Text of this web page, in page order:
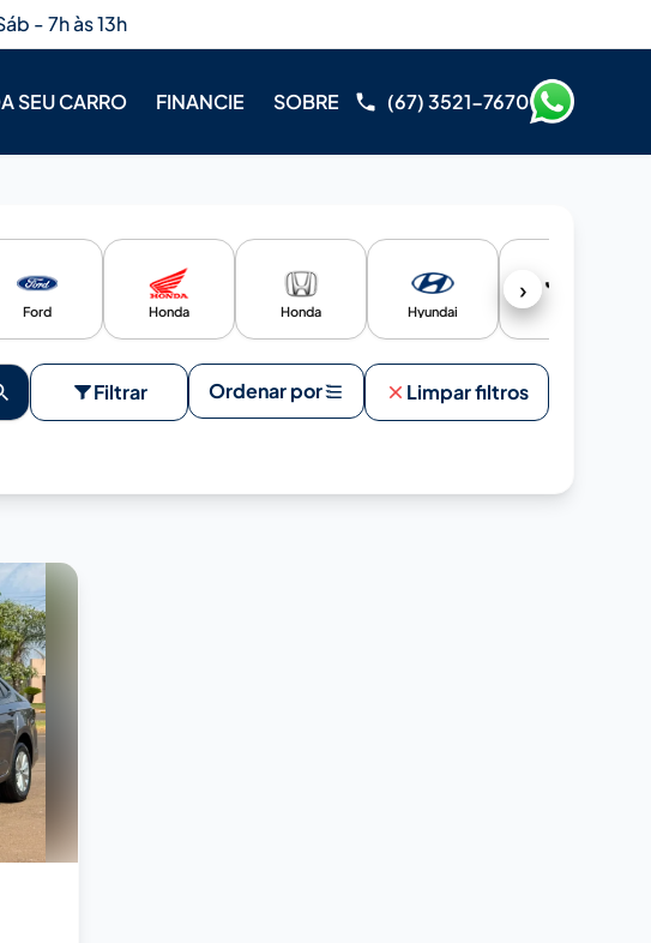
- 7h às 13h
SEU CARRO FINANCIE SOBRE (67) 3521-7670
›
Ford Honda Honda Hyundai
Filtrar Ordenar por Limpar filtros